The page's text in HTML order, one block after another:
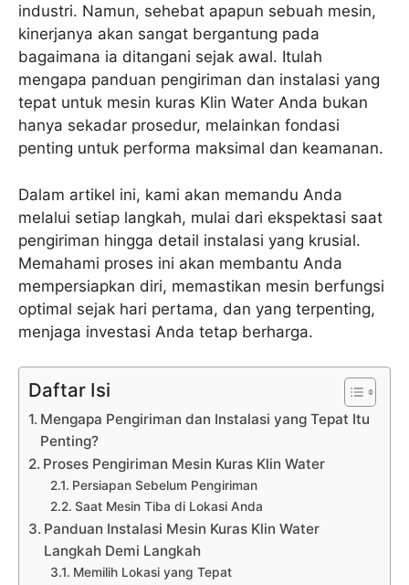
industri. Namun, sehebat apapun sebuah mesin,
kinerjanya akan sangat bergantung pada
bagaimana ia ditangani sejak awal. Itulah
mengapa panduan pengiriman dan instalasi yang
tepat untuk mesin kuras Klin Water Anda bukan
hanya sekadar prosedur, melainkan fondasi
penting untuk performa maksimal dan keamanan.
Dalam artikel ini, kami akan memandu Anda
melalui setiap langkah, mulai dari ekspektasi saat
pengiriman hingga detail instalasi yang krusial.
Memahami proses ini akan membantu Anda
mempersiapkan diri, memastikan mesin berfungsi
optimal sejak hari pertama, dan yang terpenting,
menjaga investasi Anda tetap berharga.
Daftar Isi
Mengapa Pengiriman dan Instalasi yang Tepat Itu
Penting?
Proses Pengiriman Mesin Kuras Klin Water
Persiapan Sebelum Pengiriman
Saat Mesin Tiba di Lokasi Anda
Panduan Instalasi Mesin Kuras Klin Water
Langkah Demi Langkah
Memilih Lokasi yang Tepat